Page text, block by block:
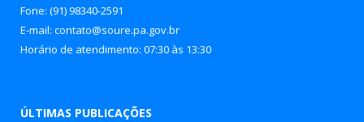
Fone: (91) 98340-2591
E-mail: contato@soure.pa.gov.br
Horário de atendimento: 07:30 às 13:30
ÚLTIMAS PUBLICAÇÕES